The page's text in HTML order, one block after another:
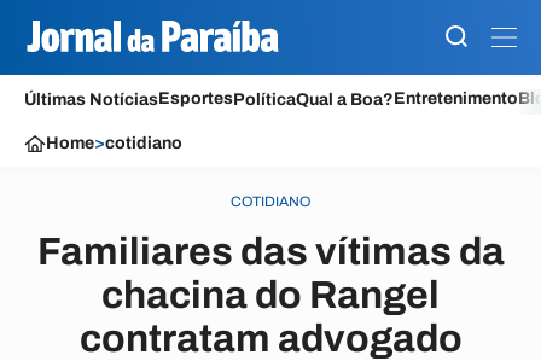
Últimas NotíciasEsportesPolíticaQual a Boa?Entretenimento
Home>cotidiano
COTIDIANO
Familiares das vítimas da
chacina do Rangel
contratam advogado